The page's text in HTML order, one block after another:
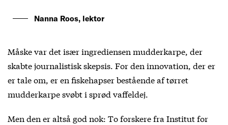
Nanna Roos, lektor
Måske var det især ingrediensen mudderkarpe, der
skabte journalistisk skepsis. For den innovation, der er
er tale om, er en fiskehapser bestående af tørret
mudderkarpe svøbt i sprød vaffeldej.
Men den er altså god nok: To forskere fra Institut for